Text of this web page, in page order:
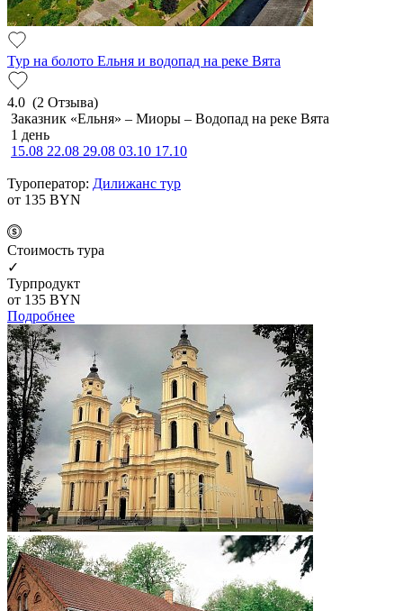
Тур на болото Ельня и водопад на реке Вята
4.0 (2 Отзыва)
Заказник «Ельня» – Миоры – Водопад на реке Вята
1 день
15.08 22.08 29.08 03.10 17.10
Туроператор: Дилижанс тур
от 135 BYN
Cтоимость тура
✓
Турпродукт
от 135 BYN
Подробнее